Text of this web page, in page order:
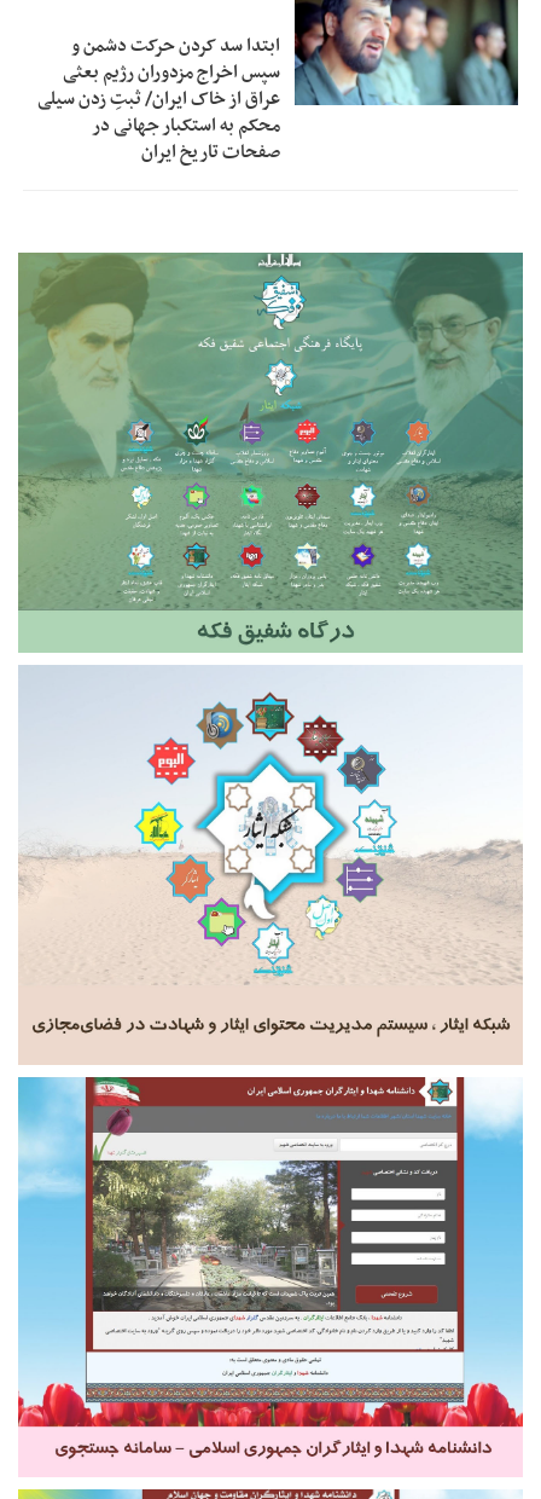
ابتدا سد کردن حرکت دشمن و
سپس اخراج مزدوران رژیم بعثی
عراق از خاک ایران/ ثبتِ زدن سیلی
محکم به استکبار جهانی در
صفحات تاریخ ایران